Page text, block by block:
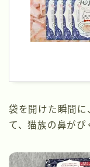
袋を開けた瞬間に
て、猫族の鼻がぴ